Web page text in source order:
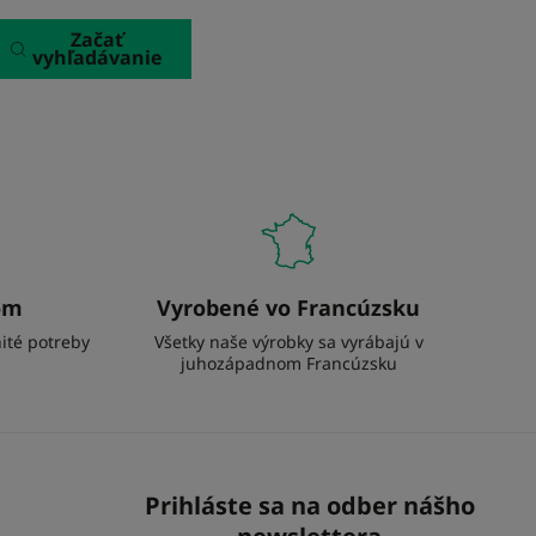
Začať
vyhľadávanie
potreby
Vyrobené vo Francúzsku
Všetky naše výrobky sa vyrábajú v
juhozápadnom Francúzsku
Prihláste sa na odber nášho